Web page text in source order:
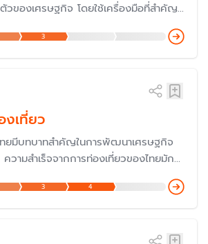
วของเศรษฐกิจ โดยใช้เครื่องมือที่สำคัญ
ใช้จ่ายของรัฐบาล (รายจ่าย) และการเก็บ
การก่อหนี้สาธารณะของรัฐบาล
3
งเที่ยว
ทยมีบทบาทสำคัญในการพัฒนาเศรษฐกิจ
วามสำเร็จจากการท่องเที่ยวของไทยมักจะ
ร ซึ่งปัจจุบัน มูลค่าทางเศรษฐกิจจากการ
สัดส่วนสูงมากถึง 20% ของผลิตภัณฑ์
3 4